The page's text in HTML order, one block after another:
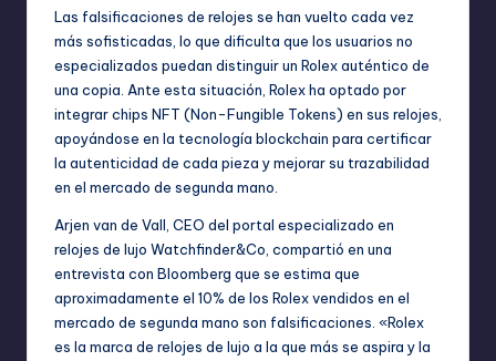
Las falsificaciones de relojes se han vuelto cada vez
más sofisticadas, lo que dificulta que los usuarios no
especializados puedan distinguir un Rolex auténtico de
una copia. Ante esta situación, Rolex ha optado por
integrar chips NFT (Non-Fungible Tokens) en sus relojes,
apoyándose en la tecnología blockchain para certificar
la autenticidad de cada pieza y mejorar su trazabilidad
en el mercado de segunda mano.
Arjen van de Vall, CEO del portal especializado en
relojes de lujo Watchfinder&Co, compartió en una
entrevista con Bloomberg que se estima que
aproximadamente el 10% de los Rolex vendidos en el
mercado de segunda mano son falsificaciones. «Rolex
es la marca de relojes de lujo a la que más se aspira y la